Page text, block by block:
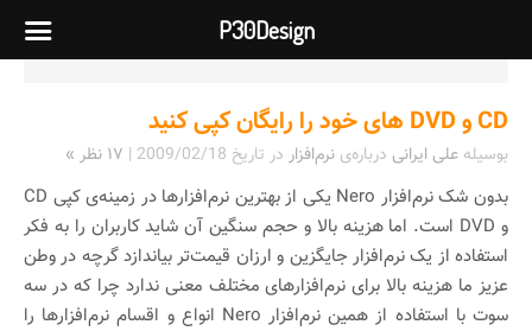
CD و DVD های خود را رایگان کپی کنید
بوسیله علی ایرانی درباره‌ی نرم‌افزار در تاریخ 2009/02/18
| ۱۷ نظر »
بدون شک نرم‌افزار Nero یکی از بهترین نرم‌افزارها در زمینه‌ی کپی CD
و DVD است. اما هزینه بالا و حجم سنگین آن شاید کاربران را به فکر
استفاده از یک نرم‌افزار جایگزین و ارزان قیمت‌تر بیاندازد گرچه در وطن
عزیز ما هزینه بالا برای نرم‌افزار‌های مختلف معنی ندارد چرا که در سه
سوت با استفاده از همین نرم‌افزار Nero انواع و اقسام نرم‌افزار‌ها را
P30Design